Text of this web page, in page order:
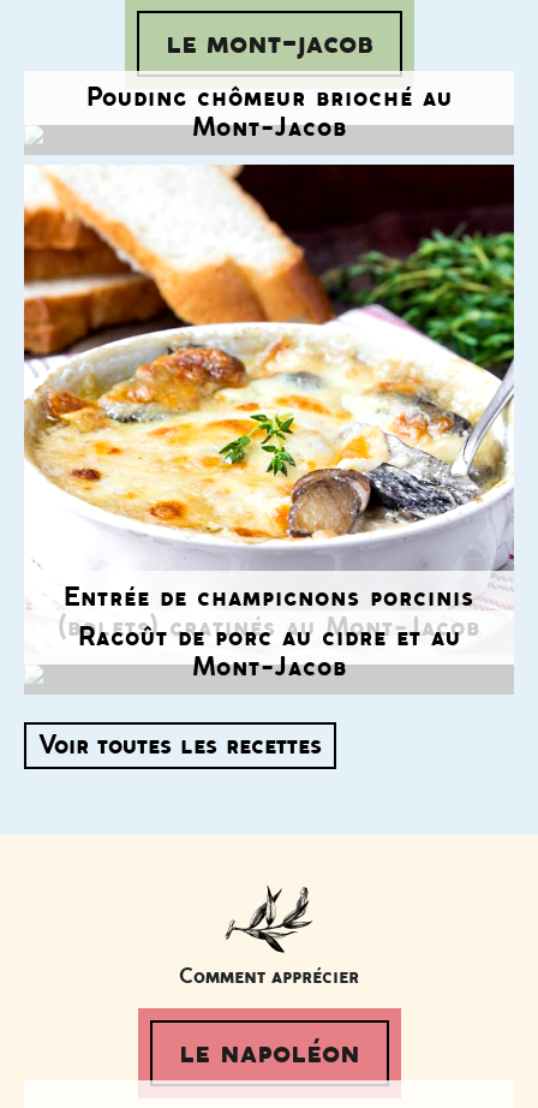
le mont-jacob
Pouding chômeur brioché au
Mont-Jacob
Entrée de champignons porcinis
(bolets) gratinés au Mont-Jacob
Ragoût de porc au cidre et au
Mont-Jacob
Voir toutes les recettes
Comment apprécier
le napoléon